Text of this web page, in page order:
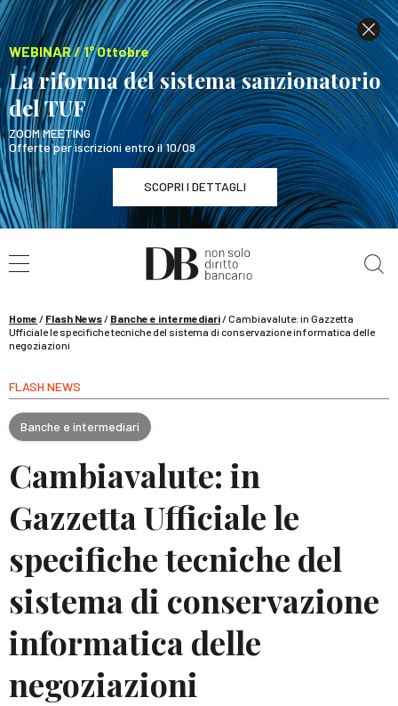
WEBINAR / 1° Ottobre
La riforma del sistema sanzionatorio
del TUF
ZOOM MEETING
Offerte per iscrizioni entro il 10/09
SCOPRI I DETTAGLI
WEBINAR / 1° Ottobre
La riforma del sistema sanzionatorio del TUF
Home / Flash News/ Banche e intermediari/Cambiavalute: in Gazzetta
Ufficiale le specifiche tecniche del sistema di conservazione informatica delle
negoziazioni
FLASH NEWS
Banche e intermediari
Cambiavalute: in
Gazzetta Ufficiale le
specifiche tecniche del
sistema di conservazione
informatica delle
negoziazioni